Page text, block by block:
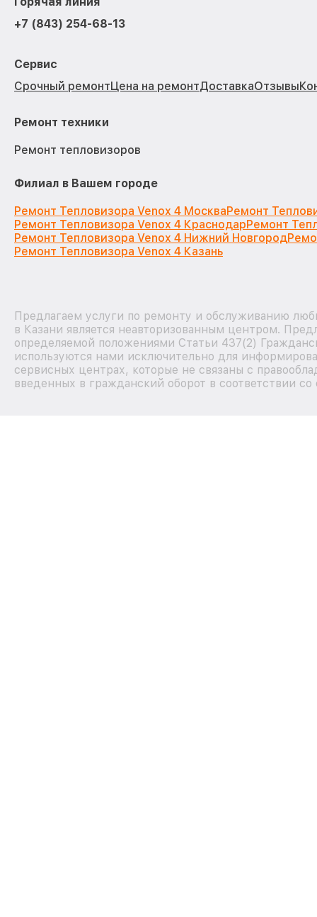
+7 (843) 254-68-13
Сервис
Срочный ремонтЦена на ремонтДоставкаОтзывы
Ремонт техники
Ремонт тепловизоров
Филиал в Вашем городе
Ремонт Тепловизора Venox 4 МоскваРемонт
Ремонт Тепловизора Venox 4 КраснодарРемонт
Ремонт Тепловизора Venox 4 Нижний Новгород
Ремонт Тепловизора Venox 4 Казань
Предлагаем услуги по ремонту и обслуживанию
в Казани является неавторизованным центром.
определяемой положениями Статьи 437(2)
используются нами исключительно для
сервисных центрах, которые не связаны с
введенных в гражданский оборот в соответствии